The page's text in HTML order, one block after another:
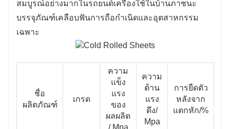
สมบูรณ์อย่างมากในรถยนต์เครื่องใช้ในบ้านภาชนะ
บรรจุภัณฑ์เคลือบฟันการถือกําเนิดและอุตสาหกรรม
เฉพาะ
ชื่อ
ผลิตภัณฑ์
เกรด
ความ
แข็ง
แรง
ของ
ผลผลิต
/ Mpa
ความ
ต้าน
แรง
ดึง/
Mpa
การยืดตัว
หลังจาก
แตกหัก/%